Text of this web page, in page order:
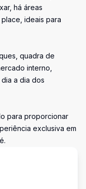
há áreas
ideais para
quadra de
interno,
a dia dos
para proporcionar
exclusiva em